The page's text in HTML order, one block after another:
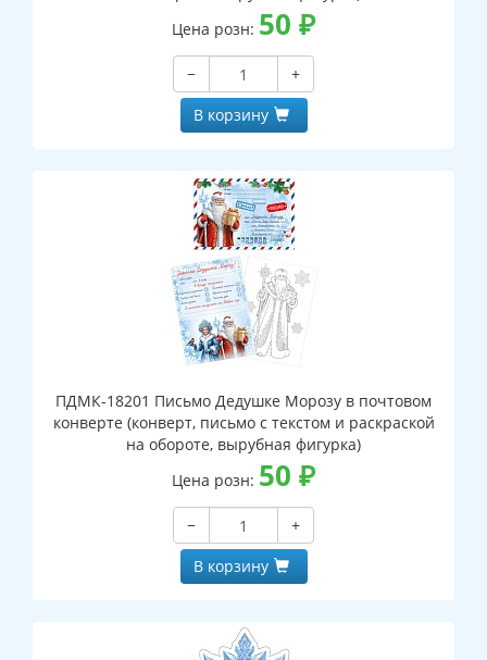
Цена розн: 50 ₽
−
+
В корзину
ПДМК-18201 Письмо Дедушке Морозу в почтовом
конверте (конверт, письмо с текстом и раскраской
на обороте, вырубная фигурка)
Цена розн: 50 ₽
−
+
В корзину